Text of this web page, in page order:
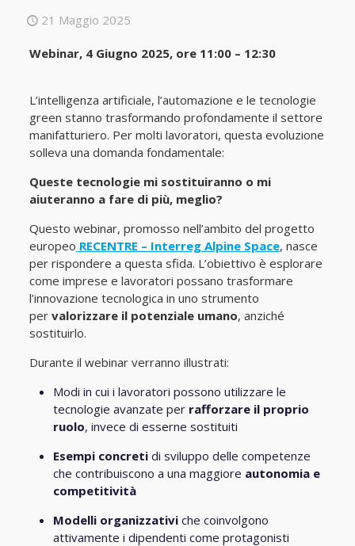
21 Maggio 2025
Webinar, 4 Giugno 2025, ore 11:00 – 12:30
L’intelligenza artificiale, l’automazione e le tecnologie
green stanno trasformando profondamente il settore
manifatturiero. Per molti lavoratori, questa evoluzione
solleva una domanda fondamentale:
Queste tecnologie mi sostituiranno o mi
aiuteranno a fare di più, meglio?
Questo webinar, promosso nell’ambito del progetto
europeo RECENTRE – Interreg Alpine Space, nasce
per rispondere a questa sfida. L’obiettivo è esplorare
come imprese e lavoratori possano trasformare
l’innovazione tecnologica in uno strumento
per valorizzare il potenziale umano, anziché
sostituirlo.
Durante il webinar verranno illustrati:
Modi in cui i lavoratori possono utilizzare le
tecnologie avanzate per rafforzare il proprio
ruolo, invece di esserne sostituiti
Esempi concretidi sviluppo delle competenze
che contribuiscono a una maggiore autonomia e
competitività
Modelli organizzativiche coinvolgono
attivamente i dipendenti come protagonisti